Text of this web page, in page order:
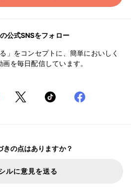
公式SNSをフォロー
」をコンセプトに、簡単においしく
を毎日配信しています。
きの点はありますか？
ルに意見を送る